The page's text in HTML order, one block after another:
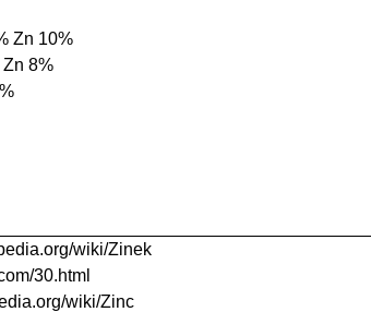
Zn 10%
Zn 8%
wiki/Zinek
30.html
wiki/Zinc